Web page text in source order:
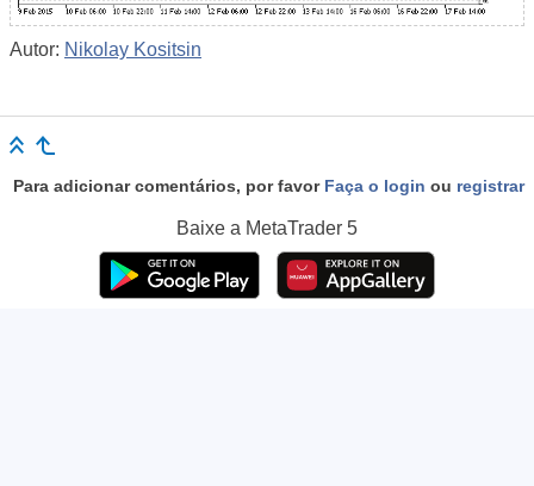
Autor: Nikolay Kositsin
Para adicionar comentários, por favor Faça o login ou registrar
Baixe a MetaTrader 5